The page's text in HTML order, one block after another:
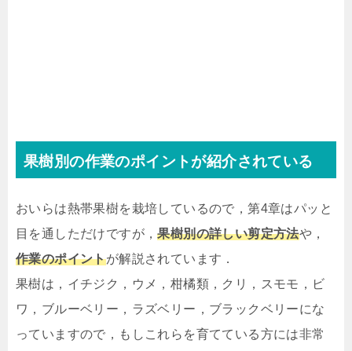
果樹別の作業のポイントが紹介されている
おいらは熱帯果樹を栽培しているので，第4章はパッと
目を通しただけですが，果樹別の詳しい剪定方法や，
作業のポイントが解説されています．
果樹は，イチジク，ウメ，柑橘類，クリ，スモモ，ビ
ワ，ブルーベリー，ラズベリー，ブラックベリーにな
っていますので，もしこれらを育てている方には非常